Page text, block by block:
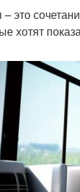
это
хотят